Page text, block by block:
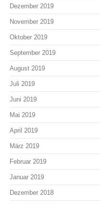
Dezember 2019
November 2019
Oktober 2019
September 2019
August 2019
Juli 2019
Juni 2019
Mai 2019
April 2019
März 2019
Februar 2019
Januar 2019
Dezember 2018